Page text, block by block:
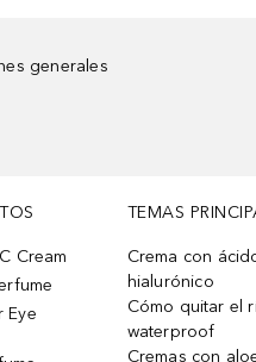
generales
Cream
Eye
TEMAS
Crema con
hialurónico
Cómo quitar el
waterproof
Cremas con